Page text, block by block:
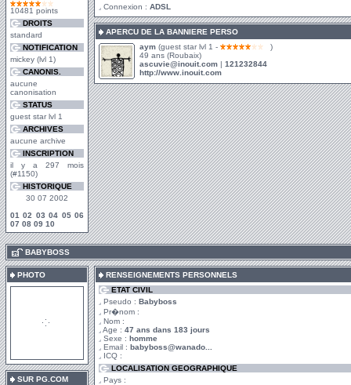
10481 points
DROITS
standard
NOTIFICATION
mickey (lvl 1)
CANONIS.
aucune
canonisation
STATUS
guest star lvl 1
ARCHIVES
aucune archive
INSCRIPTION
il y a 297 mois
(#1150)
HISTORIQUE
30 07 2002
01 02 03 04 05 06
07 08 09 10
Connexion : ADSL
APERCU DE LA BANNIERE PERSO
aym (guest star lvl 1 -
)
49 ans (Roubaix)
ascuvie@inouit.com | 121232844
http://www.inouit.com
BABYBOSS
PHOTO
SUR PG.COM
RENSEIGNEMENTS PERSONNELS
ETAT CIVIL
Pseudo : Babyboss
Pr�nom :
Nom :
Age : 47 ans dans 183 jours
Sexe : homme
Email : babyboss@wanado...
ICQ :
LOCALISATION GEOGRAPHIQUE
Pays :